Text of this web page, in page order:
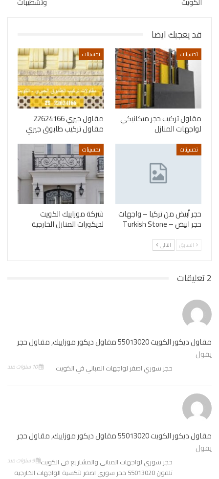
قد يعجبك ايضا
تحسينات
مقاول تركيب حجر ميكانيكي
لواجهات المنازل
تحسينات
مقاول جيري 22624166
مقاول تركيب طابوق جيري
تحسينات
حجر أبيض من تركيا – واجهات
حجر ابيض – Turkish Stone
تحسينات
شركة موزاييك الكويت
لديكورات المنازل الخارجية
السابق التالي
2 تعليقات
مقاول ديكور الكويت 55013020 مقاول ديكور موزاييك, مقاول حجر
يقول
10 سنوات منذ حجر سوري اصفر لواجهات المباني في الكويت
مقاول ديكور الكويت 55013020 مقاول ديكور موزاييك, مقاول حجر
يقول
9 سنوات منذ حجر سوري لواجهات المباني والمشاريع في الكويت
تلفون 55013020 حجر سوري اصفر لتكسية الواجهات الخارجيه